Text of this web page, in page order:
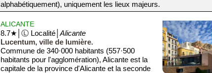
alphabétiquement), uniquement les lieux majeurs.
ALICANTE
8.7★│Ⓛ Localité│Alicante
Lucentum, ville de lumière.
Commune de 340·000 habitants (557·500
habitants pour l'agglomération), Alicante est la
capitale de la province d'Alicante et la seconde